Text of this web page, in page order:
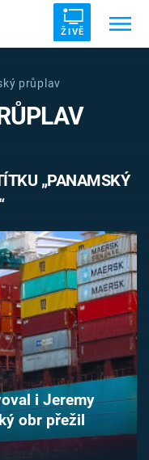
ŽIVĚ
VÁLKA
průplav
„PANAMSKÝ
i Jeremy
obr přežil